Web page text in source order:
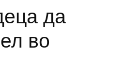
да
во